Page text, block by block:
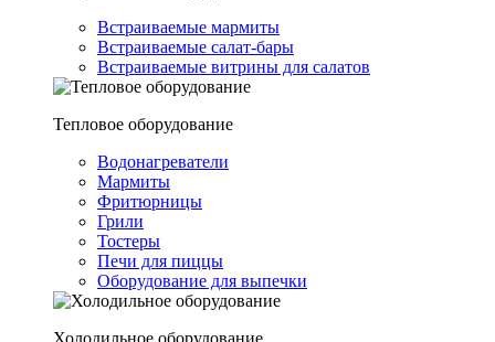
Встраиваемые мармиты
Встраиваемые салат-бары
Встраиваемые витрины для салатов
Тепловое оборудование
Водонагреватели
Мармиты
Фритюрницы
Грили
Тостеры
Печи для пиццы
Оборудование для выпечки
Холодильное оборудование